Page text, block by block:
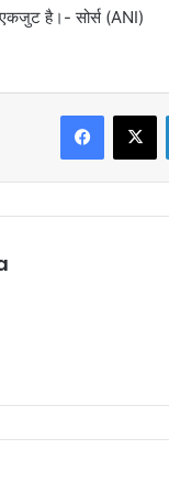
है।- सोर्स (ANI)
X